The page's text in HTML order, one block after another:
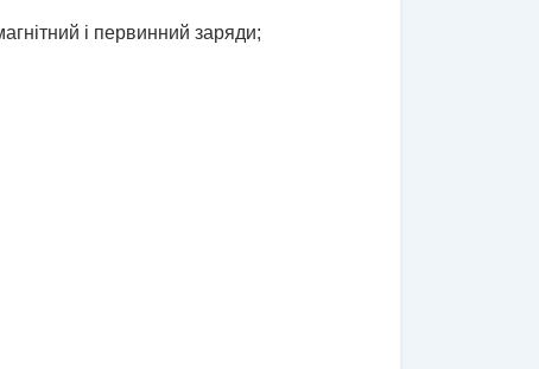
і первинний заряди;